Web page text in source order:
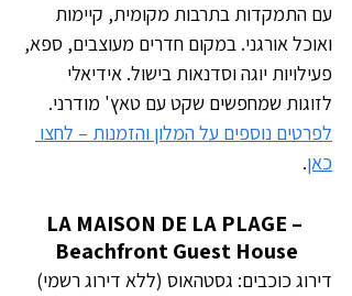
עם התמקדות בתרבות מקומית, קיימות
ואוכל אורגני. במקום חדרים מעוצבים, ספא,
פעילויות יוגה וסדנאות בישול. אידיאלי
לזוגות שמחפשים שקט עם טאץ' מודרני.
לפרטים נוספים על המלון והזמנות – לחצו
כאן.
LA MAISON DE LA PLAGE –
Beachfront Guest House
דירוג כוכבים: גסטהאוס (ללא דירוג רשמי)